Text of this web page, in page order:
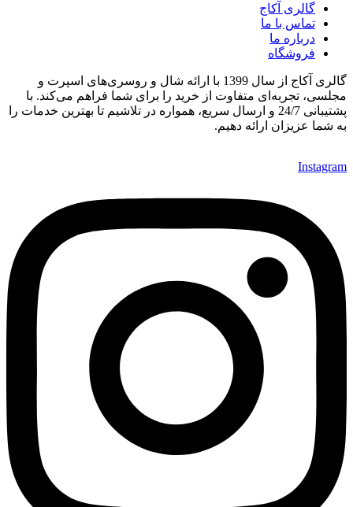
گالری آکاج
تماس با ما
درباره ما
فروشگاه
گالری آکاج از سال 1399 با ارائه شال و روسری‌های اسپرت و
مجلسی، تجربه‌ای متفاوت از خرید را برای شما فراهم می‌کند. با
پشتیبانی 24/7 و ارسال سریع، همواره در تلاشیم تا بهترین خدمات را
به شما عزیزان ارائه دهیم.
Instagram